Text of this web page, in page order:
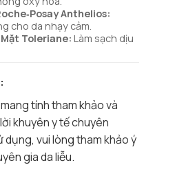
Anthelios:
cho da nhạy cảm.
Toleriane: Làm sạch dịu
tính tham khảo và
khuyên y tế chuyên
vui lòng tham khảo ý
gia da liễu.